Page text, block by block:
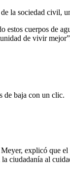
la sociedad civil,
cuerpos de
de vivir
de baja con un clic.
explicó que
ciudadanía al